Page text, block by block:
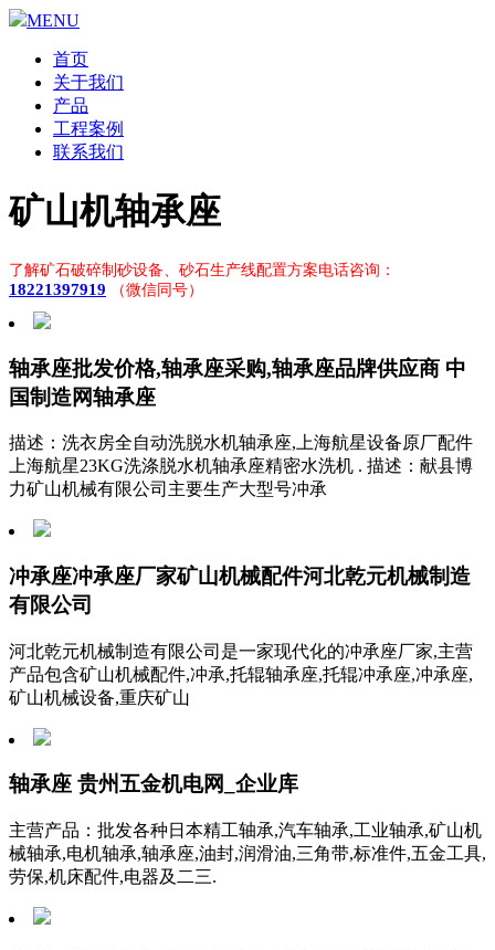
MENU
首页
关于我们
产品
工程案例
联系我们
矿山机轴承座
了解矿石破碎制砂设备、砂石生产线配置方案电话咨询：
18221397919 （微信同号）
轴承座批发价格,轴承座采购,轴承座品牌供应商 中
国制造网轴承座
描述：洗衣房全自动洗脱水机轴承座,上海航星设备原厂配件
上海航星23KG洗涤脱水机轴承座精密水洗机 . 描述：献县博
力矿山机械有限公司主要生产大型号冲承
冲承座冲承座厂家矿山机械配件河北乾元机械制造
有限公司
河北乾元机械制造有限公司是一家现代化的冲承座厂家,主营
产品包含矿山机械配件,冲承,托辊轴承座,托辊冲承座,冲承座,
矿山机械设备,重庆矿山
轴承座 贵州五金机电网_企业库
主营产品：批发各种日本精工轴承,汽车轴承,工业轴承,矿山机
械轴承,电机轴承,轴承座,油封,润滑油,三角带,标准件,五金工具,
劳保,机床配件,电器及二三.